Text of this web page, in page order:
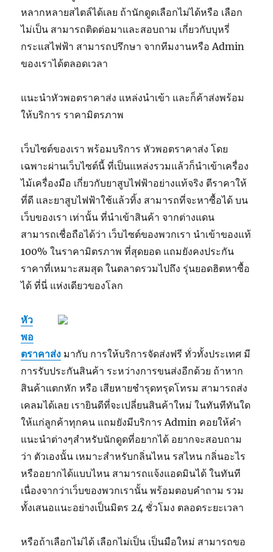
หลากหลายสไตล์ได้เลย ถ้านักดูดเลือกไม่ได้หรือ เลือก
ไม่เป็น สามารถติดต่อมาและสอบถาม เกี่ยวกับบุหรี่
กระแสไฟฟ้า สามารถปรึกษา จากทีมงานหรือ Admin
ของเราได้ตลอดเวลา
แนะนำหัวพอตราคาส่ง แหล่งนำเข้า และก็ค้าส่งพร้อม
ให้บริการ ราคามิตรภาพ
เว็บไซต์ของเรา พร้อมบริการ หัวพอตราคาส่ง โดย
เฉพาะผ่านเว็บไซต์นี้ ที่เป็นแหล่งรวมแล้วก็นำเข้าเครื่อง
ไม้เครื่องมือ เกี่ยวกับยาสูบไฟฟ้าอย่างแท้จริง ตีราคาให้
ที่ดี และยาสูบไฟฟ้าใช้แล้วทิ้ง สามารถที่จะหาซื้อได้ บน
เว็บของเรา เท่านั้น ที่นำเข้าสินค้า จากต่างแดน
สามารถเชื่อถือได้ว่า เว็บไซต์ของพวกเรา นำเข้าของแท้
100% ในราคามิตรภาพ ที่สุดยอด แถมยังคงประกัน
ราคาที่เหมาะสมสุด ในตลาดรวมไปถึง รุ่นยอดฮิตหาซื้อ
ได้ ที่นี่ แห่งเดียวของโลก
หัว
พอ
ตราคาส่ง มากับ การให้บริการจัดส่งฟรี ทั่วทั้งประเทศ มี
การรับประกันสินค้า ระหว่างการขนส่งอีกด้วย ถ้าหาก
สินค้าแตกหัก หรือ เสียหายชำรุดทรุดโทรม สามารถส่ง
เคลมได้เลย เรายินดีที่จะเปลี่ยนสินค้าใหม่ ในทันทีทันใด
ให้แก่ลูกค้าทุกคน แถมยังมีบริการ Admin คอยให้คำ
แนะนำต่างๆสำหรับนักดูดที่อยากได้ อยากจะสอบถาม
ว่า ตัวเองนั้น เหมาะสำหรับกลิ่นไหน รสไหน กลิ่นอะไร
หรืออยากได้แบบไหน สามารถแจ้งแอดมินได้ ในทันที
เนื่องจากว่าเว็บของพวกเรานั้น พร้อมตอบคำถาม รวม
ทั้งเสนอแนะอย่างเป็นมิตร 24 ชั่วโมง ตลอดระยะเวลา
หรือถ้าเลือกไม่ได้ เลือกไม่เป็น เป็นมือใหม่ สามารถขอ